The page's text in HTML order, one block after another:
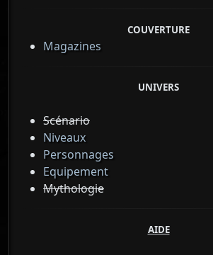
COUVERTURE
Magazines
UNIVERS
Scénario
Niveaux
Personnages
Equipement
Mythologie
AIDE